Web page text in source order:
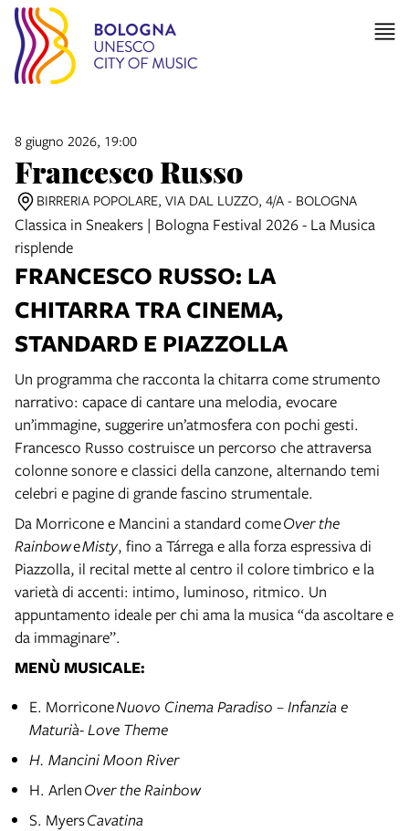
8 giugno 2026, 19:00
Francesco Russo
BIRRERIA POPOLARE, VIA DAL LUZZO, 4/A - BOLOGNA
Classica in Sneakers | Bologna Festival 2026 - La Musica
risplende
FRANCESCO RUSSO: LA
CHITARRA TRA CINEMA,
STANDARD E PIAZZOLLA
Un programma che racconta la chitarra come strumento
narrativo: capace di cantare una melodia, evocare
un’immagine, suggerire un’atmosfera con pochi gesti.
Francesco Russo costruisce un percorso che attraversa
colonne sonore e classici della canzone, alternando temi
celebri e pagine di grande fascino strumentale.
Da Morricone e Mancini a standard comeOver the
RainboweMisty, fino a Tárrega e alla forza espressiva di
Piazzolla, il recital mette al centro il colore timbrico e la
varietà di accenti: intimo, luminoso, ritmico. Un
appuntamento ideale per chi ama la musica “da ascoltare e
da immaginare”.
MENÙ MUSICALE:
E. MorriconeNuovo Cinema Paradiso – Infanzia e
Maturià- Love Theme
H. Mancini Moon River
H. ArlenOver the Rainbow
S. MyersCavatina